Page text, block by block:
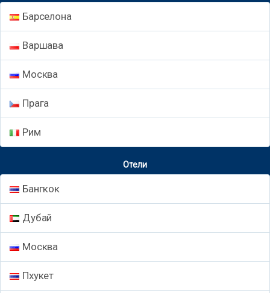
Барселона
Варшава
Москва
Прага
Рим
Отели
Бангкок
Дубай
Москва
Пхукет